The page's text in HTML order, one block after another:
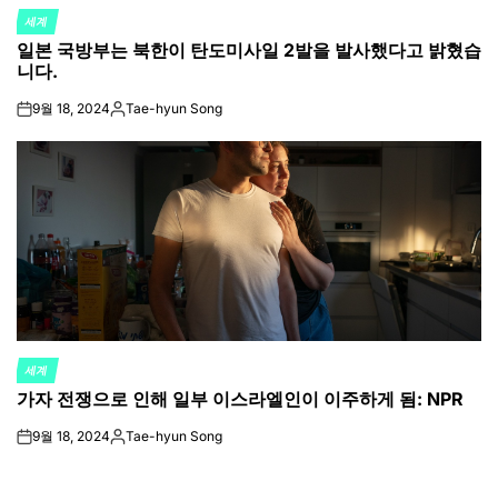
POSTED
IN
세계
일본 국방부는 북한이 탄도미사일 2발을 발사했다고 밝혔습
니다.
on9월 18, 2024Posted
Tae-hyun Song
POSTED
IN
세계
가자 전쟁으로 인해 일부 이스라엘인이 이주하게 됨: NPR
on9월 18, 2024Posted
Tae-hyun Song